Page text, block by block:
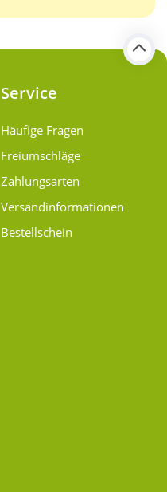
Service
Häufige Fragen
Freiumschläge
Zahlungsarten
Versand­informationen
Bestellschein